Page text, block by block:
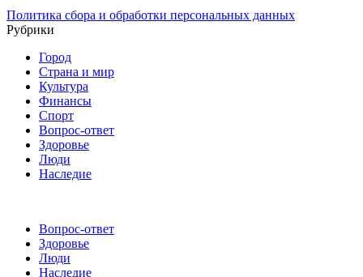
Политика сбора и обработки персональных данных
Рубрики
Город
Страна и мир
Культура
Финансы
Спорт
Вопрос-ответ
Здоровье
Люди
Наследие
Вопрос-ответ
Здоровье
Люди
Наследие